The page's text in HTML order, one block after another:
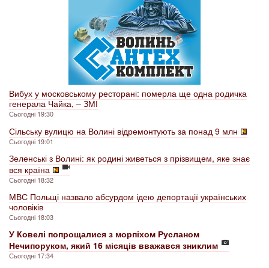
Вибух у московському ресторані: померла ще одна родичка
генерала Чайка, – ЗМІ
Сьогодні 19:30
Сільську вулицю на Волині відремонтують за понад 9 млн
Сьогодні 19:01
Зеленські з Волині: як родині живеться з прізвищем, яке знає
вся країна
Сьогодні 18:32
МВС Польщі назвало абсурдом ідею депортації українських
чоловіків
Сьогодні 18:03
У Ковелі попрощалися з морпіхом Русланом
Нечипоруком, який 16 місяців вважався зниклим
Сьогодні 17:34